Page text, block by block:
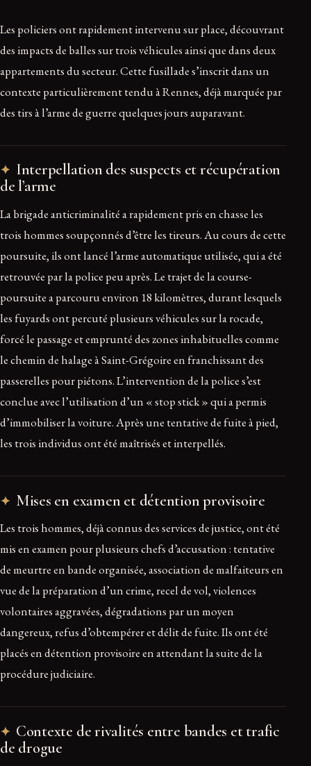
Les policiers ont rapidement intervenu sur place, découvrant
des impacts de balles sur trois véhicules ainsi que dans deux
appartements du secteur. Cette fusillade s’inscrit dans un
contexte particulièrement tendu à Rennes, déjà marquée par
des tirs à l’arme de guerre quelques jours auparavant.
Interpellation des suspects et récupération
de l’arme
La brigade anticriminalité a rapidement pris en chasse les
trois hommes soupçonnés d’être les tireurs. Au cours de cette
poursuite, ils ont lancé l’arme automatique utilisée, qui a été
retrouvée par la police peu après. Le trajet de la course-
poursuite a parcouru environ 18 kilomètres, durant lesquels
les fuyards ont percuté plusieurs véhicules sur la rocade,
forcé le passage et emprunté des zones inhabituelles comme
le chemin de halage à Saint-Grégoire en franchissant des
passerelles pour piétons. L’intervention de la police s’est
conclue avec l’utilisation d’un « stop stick » qui a permis
d’immobiliser la voiture. Après une tentative de fuite à pied,
les trois individus ont été maîtrisés et interpellés.
Mises en examen et détention provisoire
Les trois hommes, déjà connus des services de justice, ont été
mis en examen pour plusieurs chefs d’accusation : tentative
de meurtre en bande organisée, association de malfaiteurs en
vue de la préparation d’un crime, recel de vol, violences
volontaires aggravées, dégradations par un moyen
dangereux, refus d’obtempérer et délit de fuite. Ils ont été
placés en détention provisoire en attendant la suite de la
procédure judiciaire.
Contexte de rivalités entre bandes et trafic
de drogue